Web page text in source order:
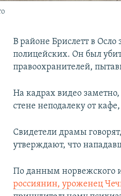
В районе Брислетт в
полицейских. Он был убит
правоохранителей,
На кадрах видео
стене неподалеку от
Свидетели драмы
утверждают, что
По данным норвежского
россиянин, уроженец